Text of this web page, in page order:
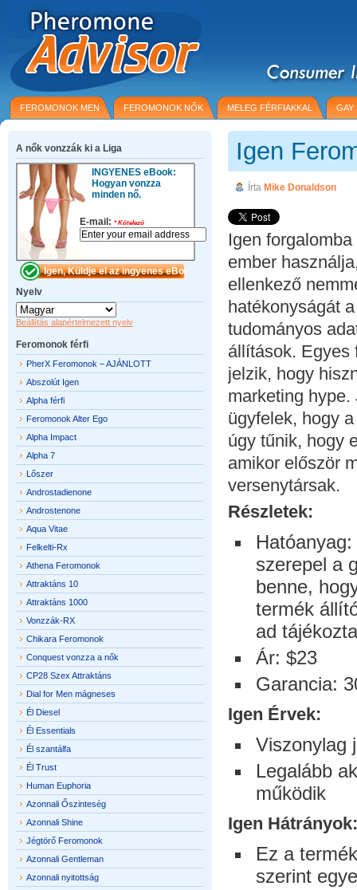
FEROMONOK MEN FEROMONOK NŐK MELEG FÉRFIAKKAL GAY
Igen
Írta Mike Donaldson
Igen
ember
ellenkező
hatékonyságát
tudományos
állítások. Egyes
jelzik, hogy
marketing
ügyfelek, hogy
úgy tűnik, hogy
amikor először
versenytársak.
Részletek:
szerepel a
benne,
termék
ad
Ár: $23
Garancia:
Igen Érvek:
Viszonylag
Legalább
működik
Igen Hátrányok:
Ez a
szerint
A nők vonzzák ki a Liga
INGYENES eBook:
Hogyan vonzza
minden nő.
E-mail: *Kötelező
Nyelv
Beállítás alapértelmezett nyelv
Feromonok férfi
PherX Feromonok – AJÁNLOTT
Abszolút Igen
Alpha férfi
Feromonok Alter Ego
Alpha Impact
Alpha 7
Lőszer
Androstadienone
Androstenone
Aqua Vitae
Felkelti-Rx
Athena Feromonok
Attraktáns 10
Attraktáns 1000
Vonzzák-RX
Chikara Feromonok
Conquest vonzza a nők
CP28 Szex Attraktáns
Dial for Men mágneses
Él Diesel
Él Essentials
Él szantálfa
Él Trust
Human Euphoria
Azonnali Őszinteség
Azonnali Shine
Jégtörő Feromonok
Azonnali Gentleman
Azonnali nyitottság